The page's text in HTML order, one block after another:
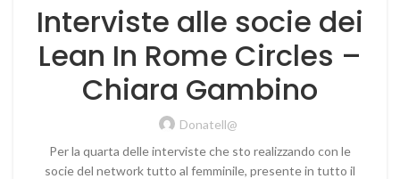
Interviste alle socie dei
Lean In Rome Circles –
Chiara Gambino
Donatell@
Per la quarta delle interviste che sto realizzando con le
socie del network tutto al femminile, presente in tutto il